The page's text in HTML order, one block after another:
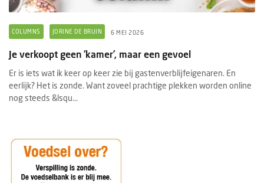
COLUMNS JORINE DE BRUIN 6 MEI 2026
Je verkoopt geen ‘kamer’, maar een gevoel
Er is iets wat ik keer op keer zie bij gastenverblijfeigenaren. En
eerlijk? Het is zonde. Want zoveel prachtige plekken worden online
nog steeds &lsqu...